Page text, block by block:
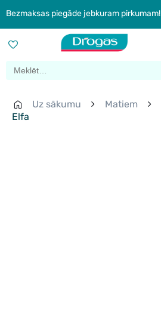
Bezmaksas piegāde jebkuram pirkumam!
Uz sākumu Matiem
Elfa